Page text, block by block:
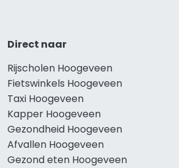
Direct naar
Rijscholen Hoogeveen
Fietswinkels Hoogeveen
Taxi Hoogeveen
Kapper Hoogeveen
Gezondheid Hoogeveen
Afvallen Hoogeveen
Gezond eten Hoogeveen